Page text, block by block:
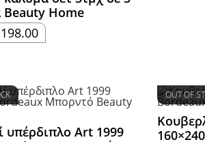
Home
198.00Η
τρέχουσα
υπέρδιπλο Art 1999
OUT OF